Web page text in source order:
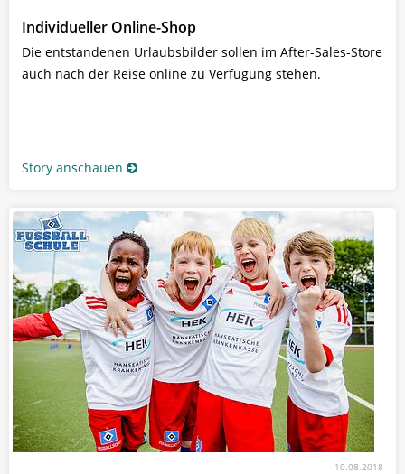
Individueller Online-Shop
Die entstandenen Urlaubsbilder sollen im After-Sales-Store
auch nach der Reise online zu Verfügung stehen.
Story anschauen
10.08.2018